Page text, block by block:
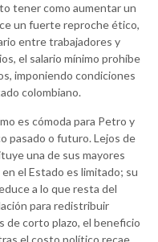
tener como aumentar un
un fuerte reproche ético,
entre trabajadores y
el salario mínimo prohíbe
imponiendo condiciones
colombiano.
es cómoda para Petro y
pasado o futuro. Lejos de
una de sus mayores
el Estado es limitado; su
a lo que resta del
para redistribuir
de corto plazo, el beneficio